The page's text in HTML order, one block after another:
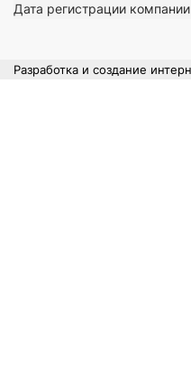
Дата регистрации
Разработка и создание